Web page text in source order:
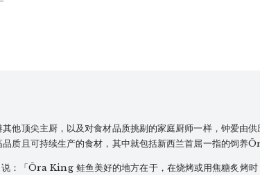
其他顶尖主厨，以及对食材品质挑剔的家庭厨师一样，钟爱由
品质且可持续生产的食材，其中就包括新西兰首屈一指的饲养
：「Ōra King 鲑鱼美好的地方在于，在烧烤或用焦糖炙烤时